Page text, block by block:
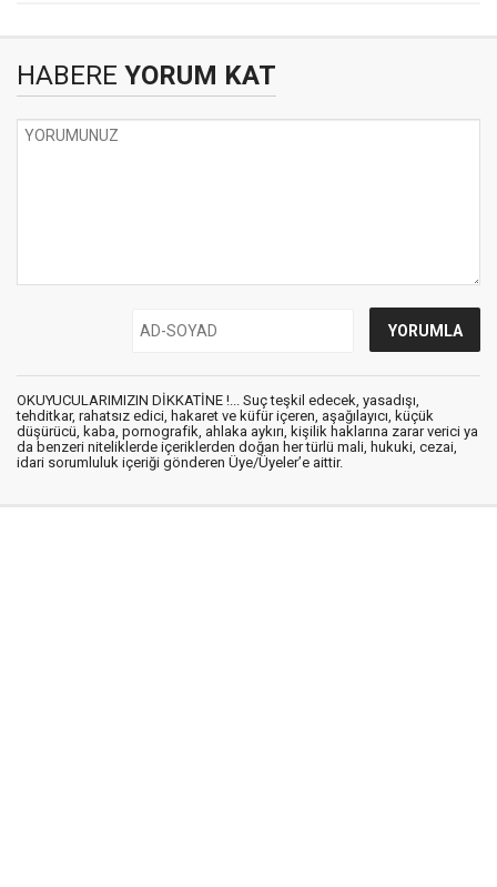
HABERE YORUM KAT
OKUYUCULARIMIZIN DİKKATİNE !... Suç teşkil edecek, yasadışı,
tehditkar, rahatsız edici, hakaret ve küfür içeren, aşağılayıcı, küçük
düşürücü, kaba, pornografik, ahlaka aykırı, kişilik haklarına zarar verici ya
da benzeri niteliklerde içeriklerden doğan her türlü mali, hukuki, cezai,
idari sorumluluk içeriği gönderen Üye/Üyeler’e aittir.